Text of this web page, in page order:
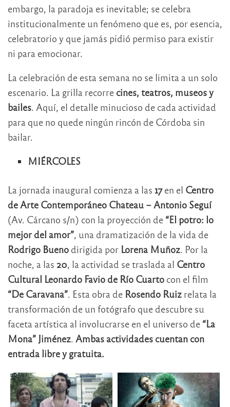
embargo, la paradoja es inevitable; se celebra
institucionalmente un fenómeno que es, por esencia,
celebratorio y que jamás pidió permiso para existir
ni para emocionar.
La celebración de esta semana no se limita a un solo
escenario. La grilla recorre cines, teatros, museos y
bailes . Aquí, el detalle minucioso de cada actividad
para que no quede ningún rincón de Córdoba sin
bailar.
MIÉRCOLES
La jornada inaugural comienza a las 17en el Centro
de Arte Contemporáneo Chateau – Antonio Seguí
(Av. Cárcano s/n) con la proyección de “El potro: lo
mejor del amor” , una dramatización de la vida de
Rodrigo Bueno dirigida por Lorena Muñoz . Por la
noche, a las 20 , la actividad se traslada al Centro
Cultural Leonardo Favio de Río Cuarto con el film
“De Caravana” . Esta obra de Rosendo Ruiz relata la
transformación de un fotógrafo que descubre su
faceta artística al involucrarse en el universo de “La
Mona” Jiménez Ambas actividades cuentan con
entrada libre y gratuita.